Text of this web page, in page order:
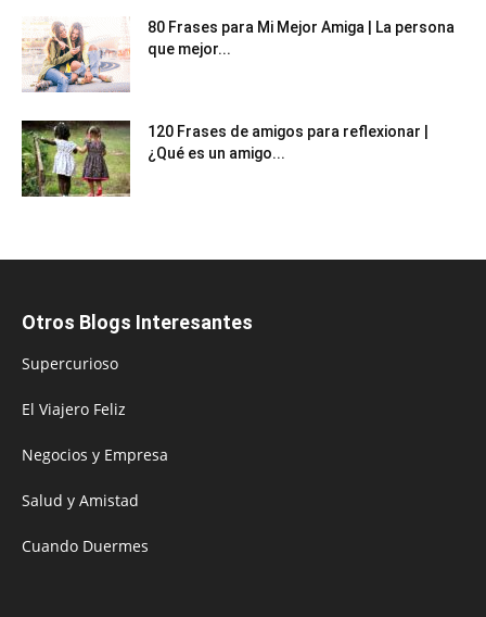
80 Frases para Mi Mejor Amiga | La persona
que mejor...
120 Frases de amigos para reflexionar |
¿Qué es un amigo...
Otros Blogs Interesantes
Supercurioso
El Viajero Feliz
Negocios y Empresa
Salud y Amistad
Cuando Duermes